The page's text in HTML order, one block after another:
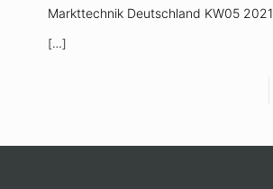
Markttechnik Deutschland KW05 2021
[…]